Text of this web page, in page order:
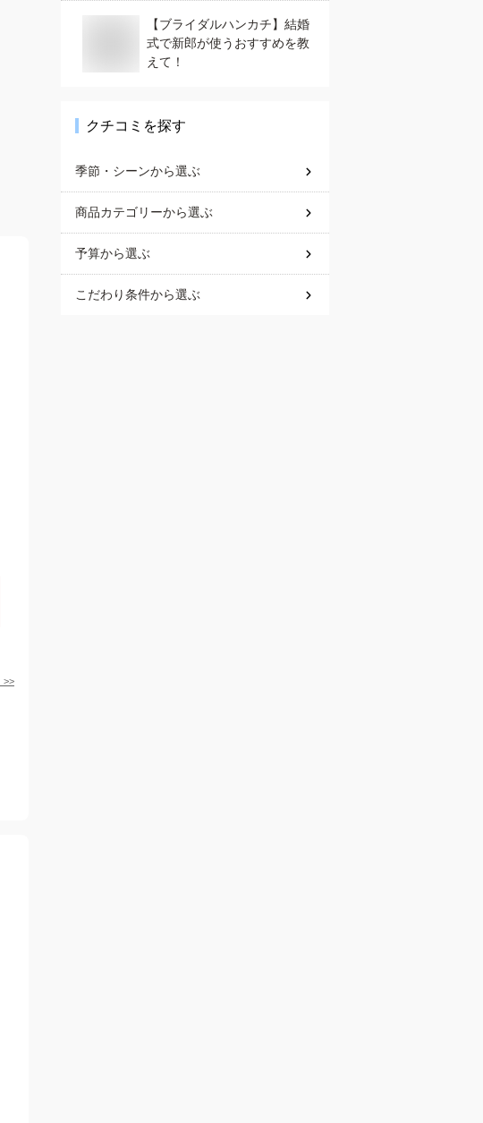
>>
【ブライダルハンカチ】結婚
式で新郎が使うおすすめを教
えて！
クチコミを探す
季節・シーンから選ぶ
商品カテゴリーから選ぶ
予算から選ぶ
こだわり条件から選ぶ